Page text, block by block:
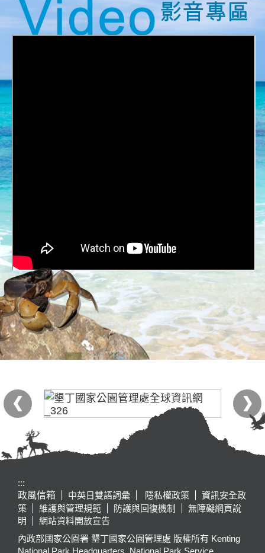
:::
政風信箱
中英日雙語詞彙 隱私權政策
資訊安全政
策
維護與管理規範 防護與回復機制
無障礙網頁說
明
網站資料開放宣告
內政部國家公園署 墾丁國家公園管理處 版權所有 Kenting
National Park Headquarters, National Park Service,